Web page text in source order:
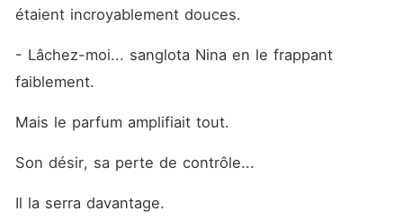
étaient incroyablement douces.
- Lâchez-moi... sanglota Nina en le frappant
faiblement.
Mais le parfum amplifiait tout.
Son désir, sa perte de contrôle...
Il la serra davantage.